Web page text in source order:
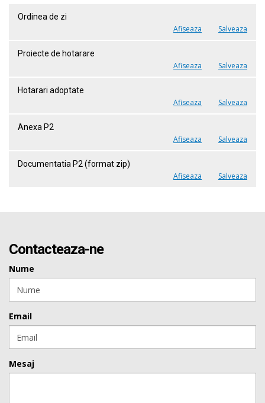
Ordinea de zi
Afiseaza Salveaza
Proiecte de hotarare
Afiseaza Salveaza
Hotarari adoptate
Afiseaza Salveaza
Anexa P2
Afiseaza Salveaza
Documentatia P2 (format zip)
Afiseaza Salveaza
Contacteaza-ne
Nume
Email
Mesaj